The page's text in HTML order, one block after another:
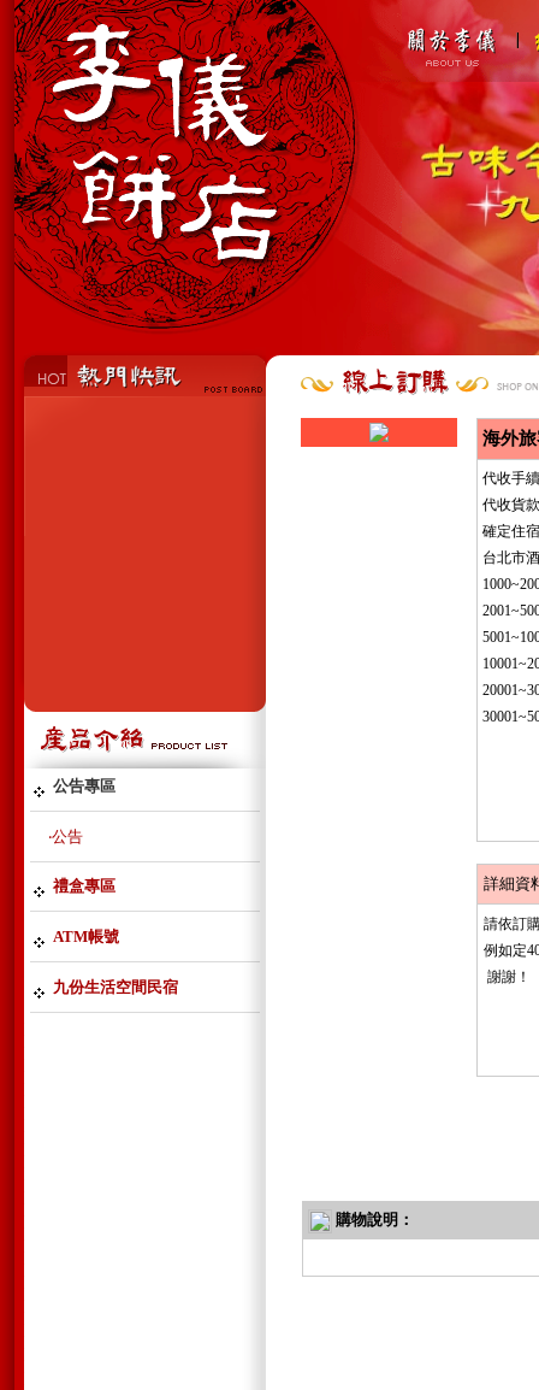
公告專區
‧公告
禮盒專區
ATM帳號
九份生活空間民宿
海外
代收手
代收貨
確定住
台北市
詳細資
請依訂
例如定
謝謝！
購物說明：